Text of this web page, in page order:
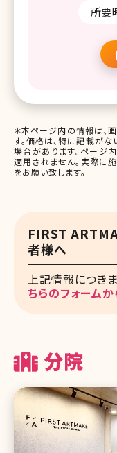
所要
＊本ページ内の情報は、
す。価格は、特に記載がな
場合があります。ページ
適用されません。実際に
をお願い致します。
FIRST
者様へ
上記情報につき
ちらのフォーム
分院